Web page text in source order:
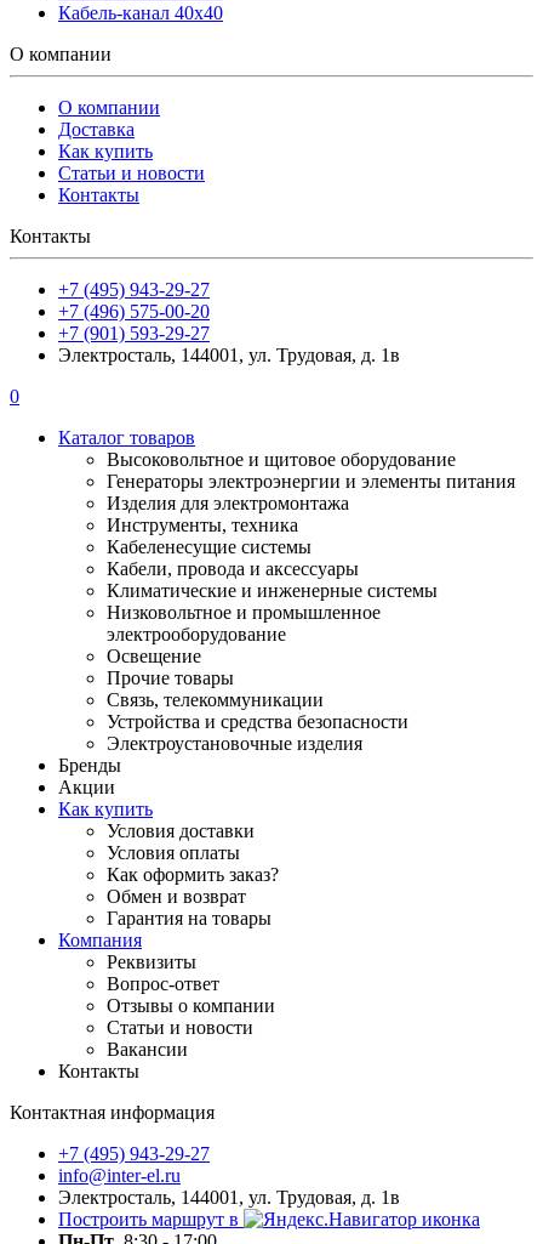
Кабель-канал 40х40
О компании
О компании
Доставка
Как купить
Статьи и новости
Контакты
Контакты
+7 (495) 943-29-27
+7 (496) 575-00-20
+7 (901) 593-29-27
Электросталь, 144001, ул. Трудовая, д. 1в
0
Каталог товаров
Высоковольтное и щитовое оборудование
Генераторы электроэнергии и элементы питания
Изделия для электромонтажа
Инструменты, техника
Кабеленесущие системы
Кабели, провода и аксессуары
Климатические и инженерные системы
Низковольтное и промышленное
электрооборудование
Освещение
Прочие товары
Связь, телекоммуникации
Устройства и средства безопасности
Электроустановочные изделия
Бренды
Акции
Как купить
Условия доставки
Условия оплаты
Как оформить заказ?
Обмен и возврат
Гарантия на товары
Компания
Реквизиты
Вопрос-ответ
Отзывы о компании
Статьи и новости
Вакансии
Контакты
Контактная информация
+7 (495) 943-29-27
info@inter-el.ru
Электросталь, 144001, ул. Трудовая, д. 1в
Построить маршрут в